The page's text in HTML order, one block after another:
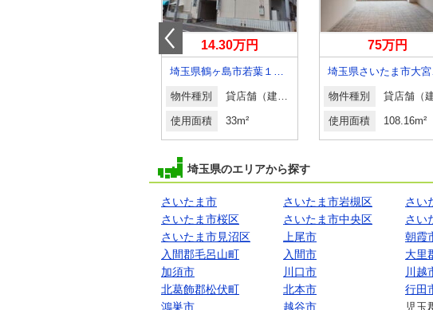
14.30万円
埼玉県鶴ヶ島市若葉１丁目
物件種別 貸店舗（建物一部）
使用面積 33m²
75万円
埼玉
物件種別
使用面積 108.16m²
埼玉県のエリアから探す
さいたま市 さいたま市岩槻区 さい
さいたま市桜区
さいたま市中央区 さい
さいたま市見沼区
上尾市 朝霞
入間郡毛呂山町
入間市 大里
加須市
川口市 川越
北葛飾郡松伏町
北本市 行田
鴻巣市
越谷市 児玉